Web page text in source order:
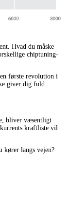
Hvad du måske
chiptuning-
første revolution i
giver dig fuld
bliver væsentligt
kraftliste vil
kører langs vejen?